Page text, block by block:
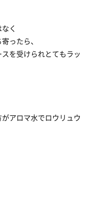
く
ったら、
を受けられとてもラッ
アロマ水でロウリュウ